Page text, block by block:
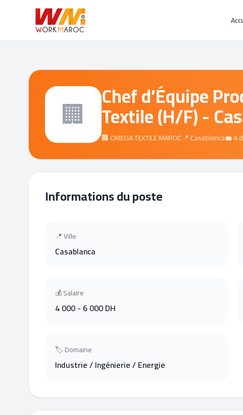
🏢 Chef d’Équipe
Textile (H/F) -
🏢 OMEGA TEXTILE MAROC📍 Casablanca💼 A
Informations du poste
📍 Ville
Casablanca
💰 Salaire
4 000 - 6 000 DH
🏷 Domaine
Industrie / Ingénierie / Energie